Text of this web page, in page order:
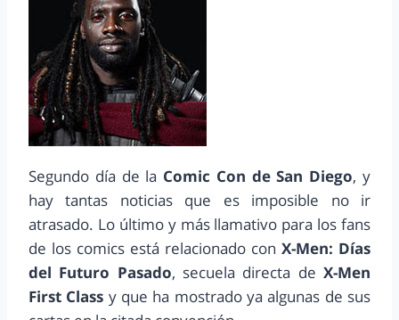
Segundo día de la Comic Con de San Diego, y
hay tantas noticias que es imposible no ir
atrasado. Lo último y más llamativo para los fans
de los comics está relacionado con X-Men: Días
del Futuro Pasado, secuela directa deX-Men
First Class y que ha mostrado ya algunas de sus